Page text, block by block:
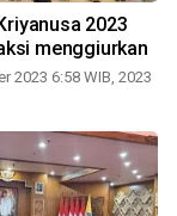
2023
menggiurkan
2023 6:58 WIB, 2023